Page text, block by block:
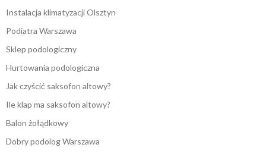
Instalacja klimatyzacji Olsztyn
Podiatra Warszawa
Sklep podologiczny
Hurtowania podologiczna
Jak czyścić saksofon altowy?
Ile klap ma saksofon altowy?
Balon żołądkowy
Dobry podolog Warszawa